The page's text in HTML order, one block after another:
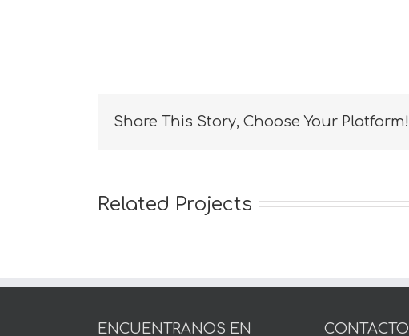
Share This Story, Choose Your Platform!
Related Projects
ENCUENTRANOS EN
CONTACTO